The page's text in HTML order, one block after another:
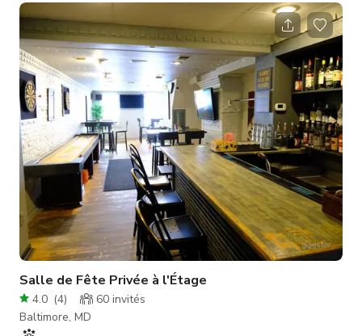
Lager House occupe un ancien théâtre magnifiquement
restauré à Pigtown, Baltimore. L'espace a de hauts plafonds,
du bois récupéré chaleureux partout, un caractère industriel,
et une ambiance qui donne envie aux gens d
Salle de Fête Privée à l'Étage
4.0 (4) 60 invités
Baltimore, MD